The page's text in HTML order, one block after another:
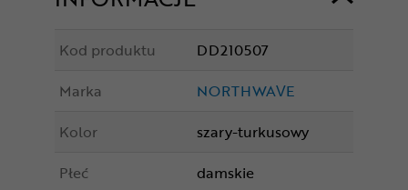
Kod produktu
DD210507
Marka
NORTHWAVE
Kolor
szary-turkusowy
Płeć
damskie